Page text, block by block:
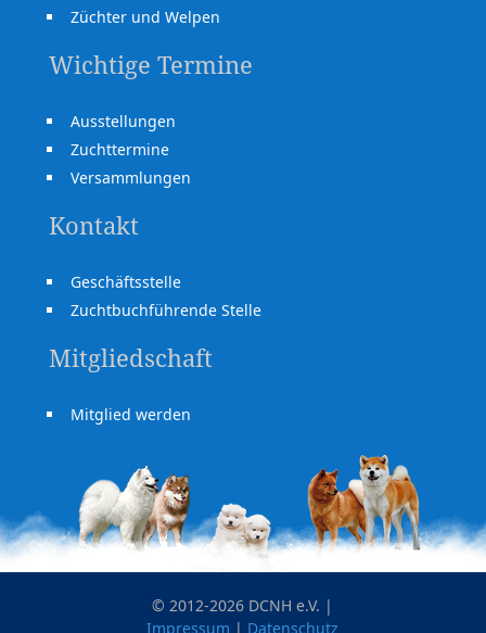
Züchter und Welpen
Wichtige Termine
Ausstellungen
Zuchttermine
Versammlungen
Kontakt
Geschäftsstelle
Zuchtbuchführende Stelle
Mitgliedschaft
Mitglied werden
© 2012-2026 DCNH e.V. |
Impressum | Datenschutz